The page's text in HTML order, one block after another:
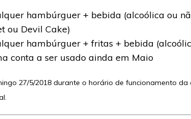
hambúrguer + bebida (alcoólica ou
ou Devil Cake)
hambúrguer + fritas + bebida
conta a ser usado ainda em Maio
27/5/2018 durante o horário de funcionamento